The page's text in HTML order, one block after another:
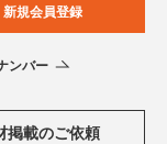
新規会員登録
ンバー
掲載のご依頼